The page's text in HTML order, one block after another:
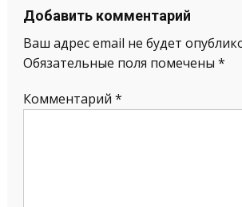
Добавить комментарий
Ваш адрес email не будет
Обязательные поля помечены *
Комментарий *